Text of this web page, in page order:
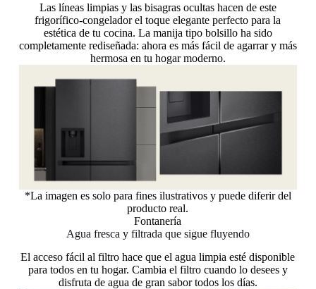
Las líneas limpias y las bisagras ocultas hacen de este
frigorífico-congelador el toque elegante perfecto para la
estética de tu cocina. La manija tipo bolsillo ha sido
completamente rediseñada: ahora es más fácil de agarrar y más
hermosa en tu hogar moderno.
*La imagen es solo para fines ilustrativos y puede diferir del
producto real.
Fontanería
Agua fresca y filtrada que sigue fluyendo
El acceso fácil al filtro hace que el agua limpia esté disponible
para todos en tu hogar. Cambia el filtro cuando lo desees y
disfruta de agua de gran sabor todos los días.